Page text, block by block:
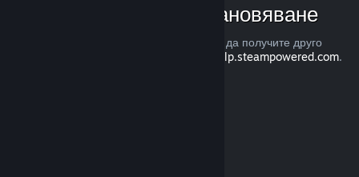
Как да изискате възстановяване
Можете да изискате възстановяване или да получите друго
help.steampowered.com.